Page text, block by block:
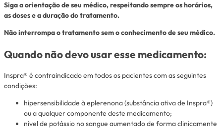
Siga a orientação de seu médico, respeitando sempre os horários,
as doses e a duração do tratamento.
Não interrompa o tratamento sem o conhecimento de seu médico.
Quando não devo usar esse medicamento:
Inspra® é contraindicado em todos os pacientes com as seguintes
condições:
hipersensibilidade à eplerenona (substância ativa de Inspra®)
ou a qualquer componente deste medicamento;
nível de potássio no sangue aumentado de forma clinicamente